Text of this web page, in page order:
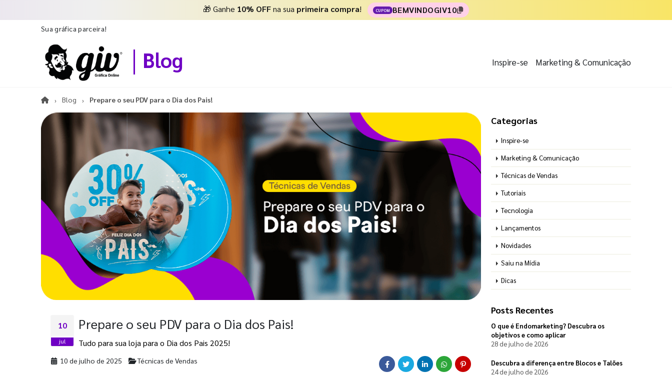
🎁 Ganhe 10% OFFna sua primeira compra! CUPOM BEMVINDOGIV10
Sua gráfica parceira!
Blog Inspire-se Marketing & Comunicação
Blog Prepare o seu PDV para o Dia dos Pais!
10
jul
Prepare o seu PDV para o Dia dos Pais!
Tudo para sua loja para o Dia dos Pais 2025!
10 de julho de 2025 Técnicas de Vendas
Categorias
Inspire-se
Marketing & Comunicação
Técnicas de Vendas
Tutoriais
Tecnologia
Lançamentos
Novidades
Saiu na Mídia
Dicas
Posts Recentes
O que é Endomarketing? Descubra os
objetivos e como aplicar
28 de julho de 2026
Descubra a diferença entre Blocos e Talões
24 de julho de 2026